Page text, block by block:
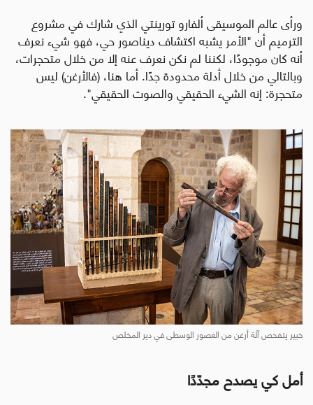
ورأى عالم الموسيقى ألفارو تورينتي الذي شارك في مشروع
الترميم أن "الأمر يشبه اكتشاف ديناصور حي، فهو شيء نعرف
أنه كان موجودًا، لكننا لم نكن نعرف عنه إلا من خلال متحجرات،
وبالتالي من خلال أدلة محدودة جدًا. أما هنا، (فالأرغن) ليس
متحجرة: إنه الشيء الحقيقي والصوت الحقيقي".
خبير يتفحص آلة أرغن من العصور الوسطى في دير المخلص
أمل كي يصدح مجدّدًا